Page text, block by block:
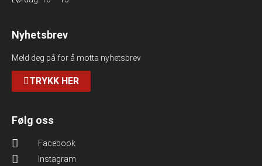
Nyhetsbrev
Meld deg på for å motta nyhetsbrev
TRYKK HER
Følg oss
Facebook
Instagram